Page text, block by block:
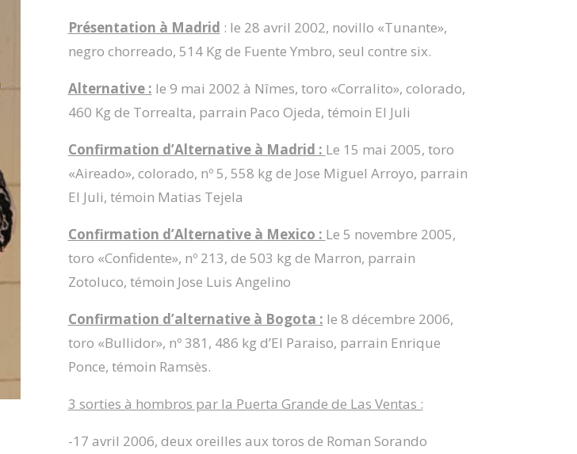
Présentation à Madrid : le 28 avril 2002, novillo «Tunante»,
negro chorreado, 514 Kg de Fuente Ymbro, seul contre six.
Alternative : le 9 mai 2002 à Nîmes, toro «Corralito», colorado,
460 Kg de Torrealta, parrain Paco Ojeda, témoin El Juli
Confirmation d’Alternative à Madrid : Le 15 mai 2005, toro
«Aireado», colorado, nº 5, 558 kg de Jose Miguel Arroyo, parrain
El Juli, témoin Matias Tejela
Confirmation d’Alternative à Mexico : Le 5 novembre 2005,
toro «Confidente», nº 213, de 503 kg de Marron, parrain
Zotoluco, témoin Jose Luis Angelino
Confirmation d’alternative à Bogota : le 8 décembre 2006,
toro «Bullidor», nº 381, 486 kg d’El Paraiso, parrain Enrique
Ponce, témoin Ramsès.
3 sorties à hombros par la Puerta Grande de Las Ventas :
-17 avril 2006, deux oreilles aux toros de Roman Sorando